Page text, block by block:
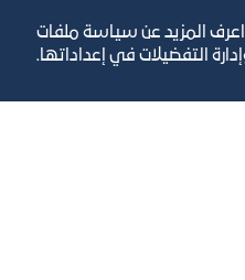
المزيد عن سياسة ملفات
التفضيلات في إعداداتها.